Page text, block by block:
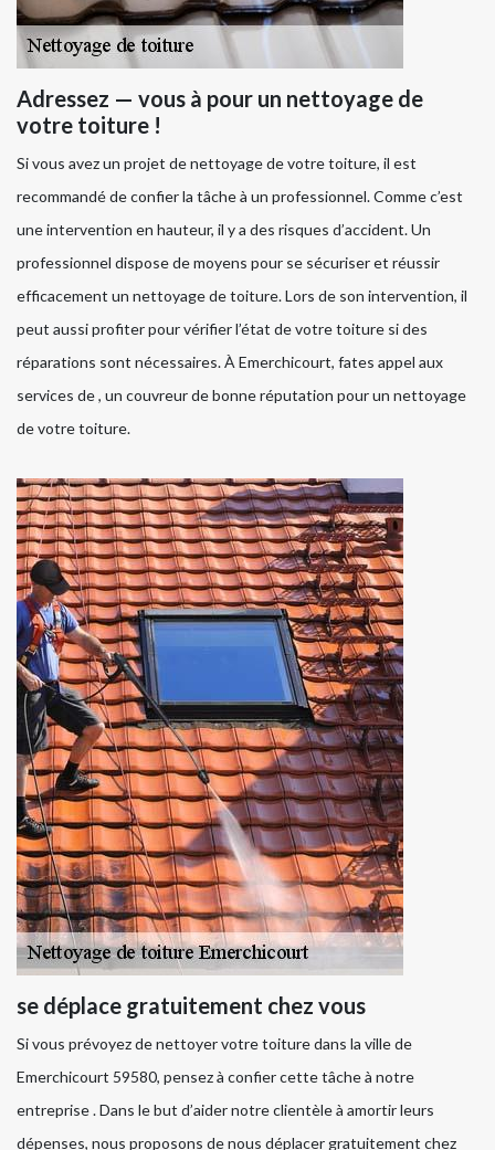
Adressez — vous à pour un nettoyage de
votre toiture !
Si vous avez un projet de nettoyage de votre toiture, il est
recommandé de confier la tâche à un professionnel. Comme c’est
une intervention en hauteur, il y a des risques d’accident. Un
professionnel dispose de moyens pour se sécuriser et réussir
efficacement un nettoyage de toiture. Lors de son intervention, il
peut aussi profiter pour vérifier l’état de votre toiture si des
réparations sont nécessaires. À Emerchicourt, fates appel aux
services de , un couvreur de bonne réputation pour un nettoyage
de votre toiture.
se déplace gratuitement chez vous
Si vous prévoyez de nettoyer votre toiture dans la ville de
Emerchicourt 59580, pensez à confier cette tâche à notre
entreprise . Dans le but d’aider notre clientèle à amortir leurs
dépenses, nous proposons de nous déplacer gratuitement chez